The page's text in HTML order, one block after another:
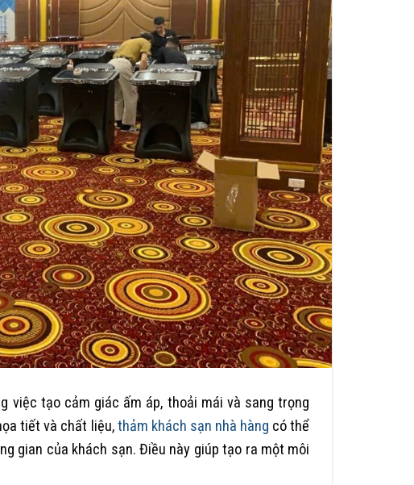
việc tạo cảm giác ấm áp, thoải mái và sang trọng
tiết và chất liệu,thảm khách sạn nhà hàng có thể
gian của khách sạn. Điều này giúp tạo ra một môi